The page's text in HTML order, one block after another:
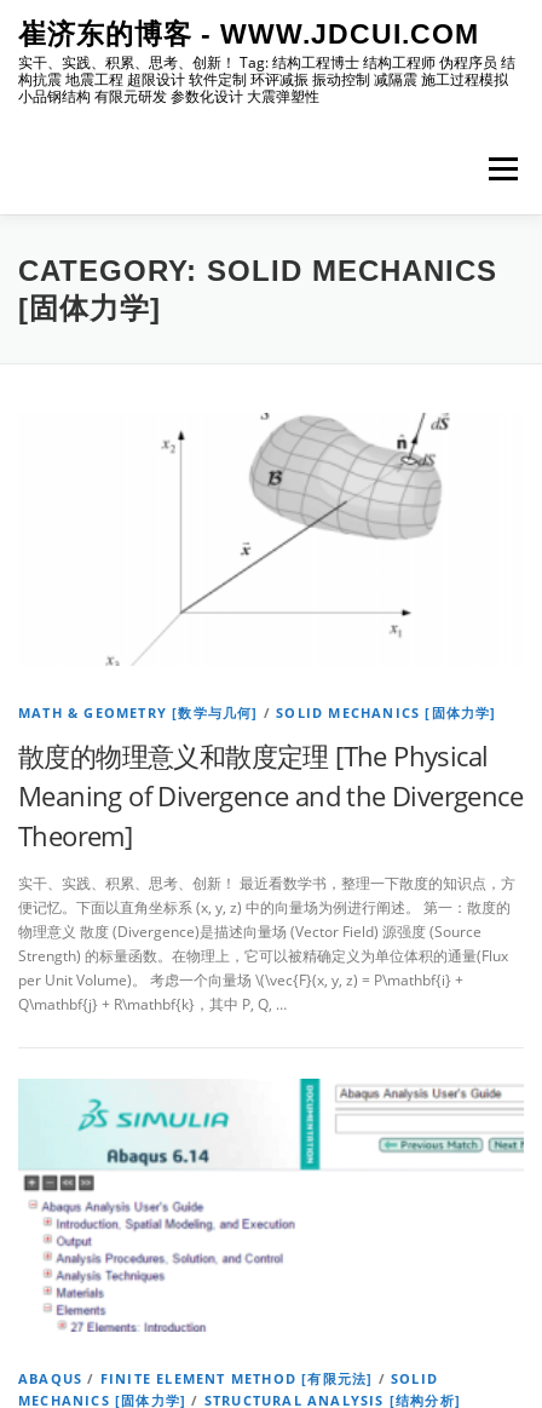
content
崔济东的博客 - WWW.JDCUI.COM
实干、实践、积累、思考、创新！ Tag: 结构工程博士 结构工程师 伪程序员 结
构抗震 地震工程 超限设计 软件定制 环评减振 振动控制 减隔震 施工过程模拟
小品钢结构 有限元研发 参数化设计 大震弹塑性
Menu
[最新] [地震工程] [振动控制] [试验分析]
[资源] [网站]
CATEGORY: SOLID MECHANICS
[固体力学]
MATH & GEOMETRY [数学与几何] /SOLID MECHANICS [固体力学]
散度的物理意义和散度定理 [The Physical
Meaning of Divergence and the Divergence
Theorem]
实干、实践、积累、思考、创新！ 最近看数学书，整理一下散度的知识点，方
便记忆。下面以直角坐标系 (x, y, z) 中的向量场为例进行阐述。 第一：散度的
物理意义 散度 (Divergence)是描述向量场 (Vector Field) 源强度 (Source
Strength) 的标量函数。在物理上，它可以被精确定义为单位体积的通量(Flux
per Unit Volume)。 考虑一个向量场 \(\vec{F}(x, y, z) = P\mathbf{i} +
Q\mathbf{j} + R\mathbf{k}，其中 P, Q, …
ABAQUS / FINITE ELEMENT METHOD [有限元法] /SOLID
MECHANICS [固体力学] / STRUCTURAL ANALYSIS [结构分析]